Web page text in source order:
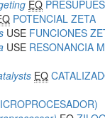
EQ
POTENCIAL ZETA
USE FUNCIONES
USE RESONANCIA
EQ